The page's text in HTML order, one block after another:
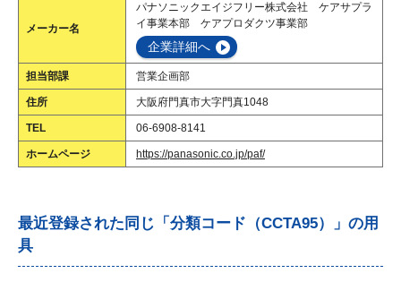
メーカー名
パナソニックエイジフリー株式会社 ケアサプラ
イ事業本部 ケアプロダクツ事業部
企業詳細へ
担当部課 営業企画部
住所 大阪府門真市大字門真1048
TEL 06-6908-8141
ホームページ https://panasonic.co.jp/paf/
最近登録された同じ「分類コード（CCTA95）」の用
具